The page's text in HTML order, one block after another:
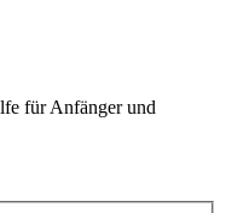
für Anfänger und